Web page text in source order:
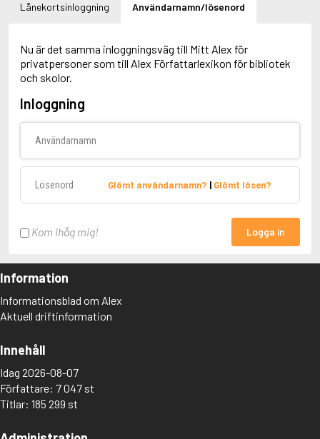
Lånekortsinloggning Användarnamn/lösenord
Nu är det samma inloggningsväg till Mitt Alex för
privatpersoner som till Alex Författarlexikon för bibliotek
och skolor.
Inloggning
Glömt användarnamn? | Glömt lösen?
Kom ihåg mig! Logga in
Information
Informationsblad om Alex
Aktuell driftinformation
Innehåll
Idag 2026-08-07
Författare: 7 047 st
Titlar: 185 299 st